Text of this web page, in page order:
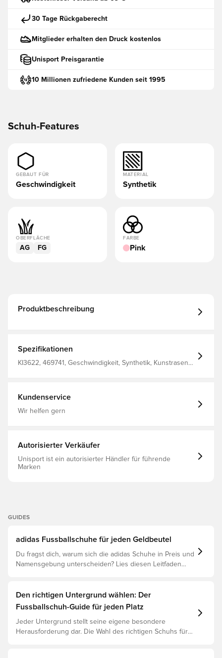
30 Tage Rückgaberecht
Mitglieder erhalten den Druck kostenlos
Unisport Preisgarantie
10 Millionen zufriedene Kunden seit 1995
Schuh-Features
GEBAUT FÜR
Geschwindigkeit
MATERIAL
Synthetik
OBERFLÄCHE
AG FG
FARBE
Pink
Produktbeschreibung
Spezifikationen
KI3622, 469741, Geschwindigkeit, Synthetik, Kunstrasen
Kundenservice
Wir helfen gern
Autorisierter Verkäufer
Unisport ist ein autorisierter Händler für führende
Marken
GUIDES
adidas Fussballschuhe für jeden Geldbeutel
Du fragst dich, warum sich die adidas Schuhe in Preis und
Namensgebung unterscheiden? Lies diesen Leitfaden
Den richtigen Untergrund wählen: Der
Fussballschuh-Guide für jeden Platz
Jeder Untergrund stellt seine eigene besondere
Herausforderung dar. Die Wahl des richtigen Schuhs für